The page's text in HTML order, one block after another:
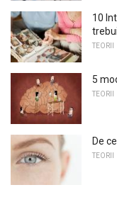
10
TEORII
5
TEORII
De
TEORII